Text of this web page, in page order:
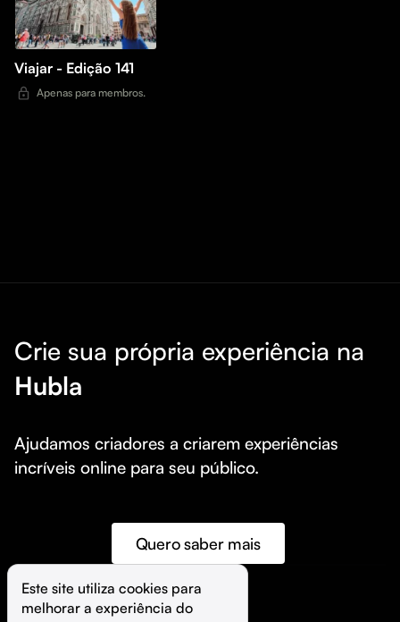
Viajar - Edição 141
Apenas para membros.
Crie sua própria experiência na
Hubla
Ajudamos criadores a criarem experiências
incríveis online para seu público.
Quero saber mais
Este site utiliza cookies para
melhorar a experiência do